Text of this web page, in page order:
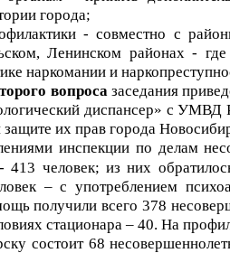
города;
-совместно с
Ленинском районах - где
наркомании и
вопросазаседания
диспансер» сУМВД
их прав города
инспекции по делам
- 413 человек; из них
– с употреблением
получили всего 378
стационара – 40. На
состоит 68